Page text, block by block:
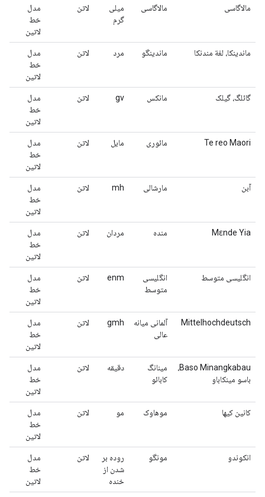
مالاگاسی مالاگاسی
میلی
گرم
لاتن
مدل
خط
لاتین
ماندینکا، لغة مندنکا ماندینگو مرد لاتن
مدل
خط
لاتین
گائلگ، گیلک مانکس gv لاتن
مدل
خط
لاتین
Te reo Maori مائوری مایل لاتن
مدل
خط
لاتین
آبن مارشالی mh لاتن
مدل
خط
لاتین
Mɛnde Yia منده مردان لاتن
مدل
خط
لاتین
انگلیسی متوسط
انگلیسی
متوسط
enm لاتن
مدل
خط
لاتین
Mittelhochdeutsch
آلمانی میانه
عالی
gmh لاتن
مدل
خط
لاتین
Baso Minangkabau،
باسو مينكاباو
مینانگ
کابائو
دقیقه لاتن
مدل
خط
لاتین
کانین کیها موهاوک مو لاتن
مدل
خط
لاتین
انکوندو مونگو
روده بر
شدن از
خنده
لاتن
مدل
خط
لاتین